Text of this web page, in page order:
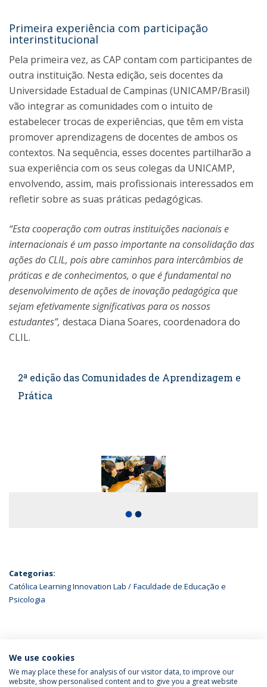
Primeira experiência com participação
interinstitucional
Pela primeira vez, as CAP contam com participantes de
outra instituição. Nesta edição, seis docentes da
Universidade Estadual de Campinas (UNICAMP/Brasil)
vão integrar as comunidades com o intuito de
estabelecer trocas de experiências, que têm em vista
promover aprendizagens de docentes de ambos os
contextos. Na sequência, esses docentes partilharão a
sua experiência com os seus colegas da UNICAMP,
envolvendo, assim, mais profissionais interessados em
refletir sobre as suas práticas pedagógicas.
“Esta cooperação com outras instituições nacionais e
internacionais é um passo importante na consolidação das
ações do CLIL, pois abre caminhos para intercâmbios de
práticas e de conhecimentos, o que é fundamental no
desenvolvimento de ações de inovação pedagógica que
sejam efetivamente significativas para os nossos
estudantes”, destaca Diana Soares, coordenadora do
CLIL.
2ª edição das Comunidades de Aprendizagem e
Prática
fiber_manual_record fiber_manual_record
Categorias:
Católica Learning Innovation Lab
Faculdade de Educação e
Psicologia
ÚLTIMAS NOTÍCIAS
We use cookies
We may place these for analysis of our visitor data, to improve our
website, show personalised content and to give you a great website